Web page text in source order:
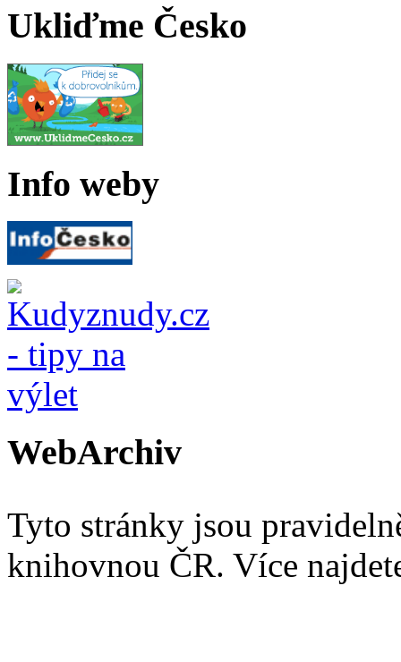
Ukliďme Česko
Info weby
WebArchiv
Tyto stránky jsou
knihovnou ČR. Více